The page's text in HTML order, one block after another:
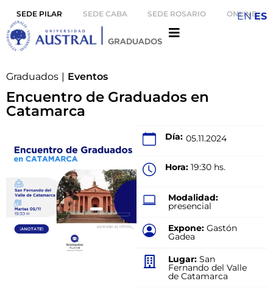
SEDE PILAR SEDE CABA SEDE ROSARIO ONLINE
Graduados | Eventos
Encuentro de Graduados en
Catamarca
Día: 05.11.2024
Hora: 19:30 hs.
Modalidad:
presencial
Expone: Gastón
Gadea
Lugar: San
Fernando del Valle
de Catamarca
EN ES